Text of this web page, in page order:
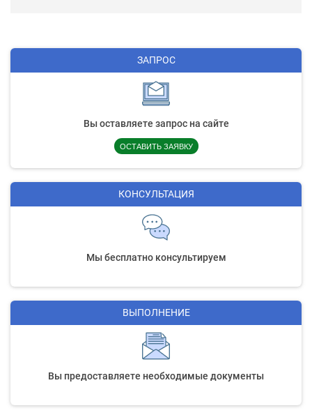
ЗАПРОС
Вы оставляете запрос на сайте
ОСТАВИТЬ ЗАЯВКУ
КОНСУЛЬТАЦИЯ
Мы бесплатно консультируем
ВЫПОЛНЕНИЕ
Вы предоставляете необходимые документы